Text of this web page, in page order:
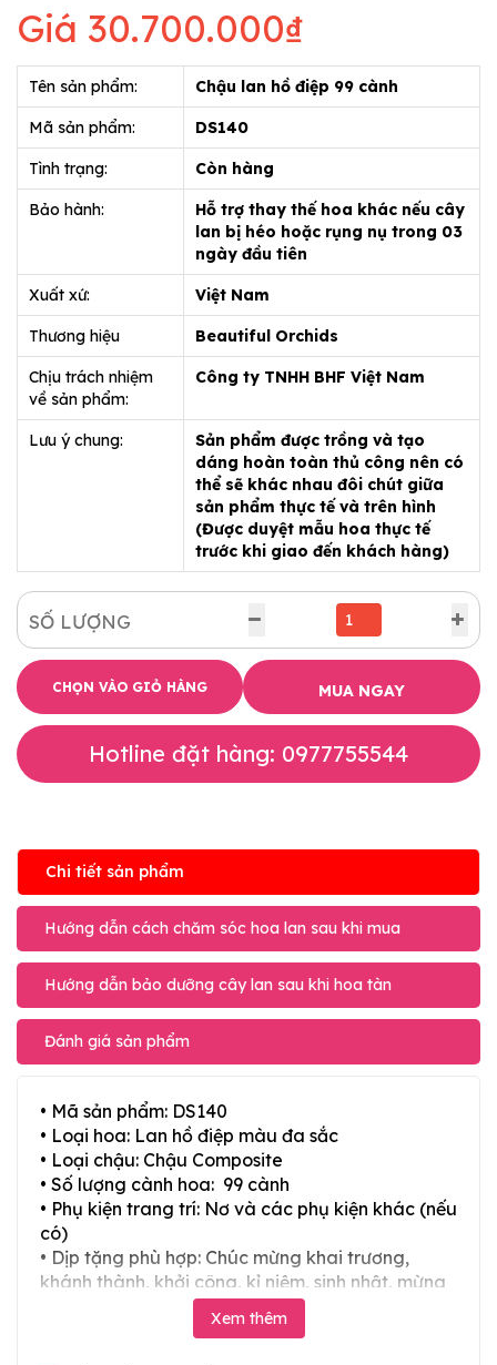
Giá 30.700.000₫
Tên sản phẩm: Chậu lan hồ điệp 99 cành
Mã sản phẩm: DS140
Tình trạng: Còn hàng
Bảo hành:
Hỗ trợ thay thế hoa khác nếu cây
lan bị héo hoặc rụng nụ trong 03
ngày đầu tiên
Xuất xứ: Việt Nam
Thương hiệu Beautiful Orchids
Chịu trách nhiệm
về sản phẩm:
Công ty TNHH BHF Việt Nam
Lưu ý chung:
Sản phẩm được trồng và tạo
dáng hoàn toàn thủ công nên có
thể sẽ khác nhau đôi chút giữa
sản phẩm thực tế và trên hình
(Được duyệt mẫu hoa thực tế
trước khi giao đến khách hàng)
SỐ LƯỢNG
CHỌN VÀO GIỎ HÀNG MUA NGAY
Hotline đặt hàng: 0977755544
Chi tiết sản phẩm
Hướng dẫn cách chăm sóc hoa lan sau khi mua
Hướng dẫn bảo dưỡng cây lan sau khi hoa tàn
Đánh giá sản phẩm
• Mã sản phẩm: DS140
• Loại hoa: Lan hồ điệp màu đa sắc
• Loại chậu: Chậu Composite
• Số lượng cành hoa: 99 cành
• Phụ kiện trang trí: Nơ và các phụ kiện khác (nếu
có)
• Dịp tặng phù hợp: Chúc mừng khai trương,
khánh thành, khởi công, kỉ niệm, sinh nhật, mừng
thọ, mừng cưới, tân gia và các ngày lễ tết trong
Xem thêm